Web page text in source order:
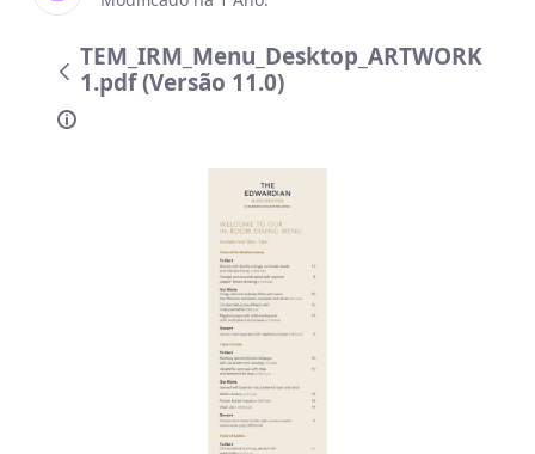
TEM_IRM_Menu_Desktop_ARTWORK
1.pdf (Versão 11.0)